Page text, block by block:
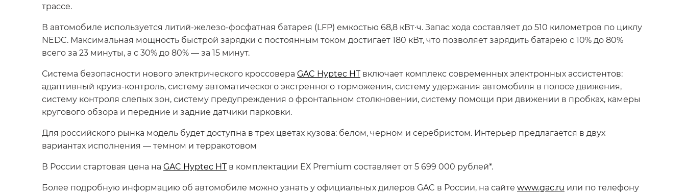
трассе.
В автомобиле используется литий-железо-фосфатная батарея (LFP) емкостью 68,8 кВт·ч. Запас хода составляет до 510 километров по циклу
NEDC. Максимальная мощность быстрой зарядки с постоянным током достигает 180 кВт, что позволяет зарядить батарею с 10% до 80%
всего за 23 минуты, а с 30% до 80% — за 15 минут.
Система безопасности нового электрического кроссовера GAC Hyptec HTвключает комплекс современных электронных ассистентов:
адаптивный круиз-контроль, систему автоматического экстренного торможения, систему удержания автомобиля в полосе движения,
систему контроля слепых зон, систему предупреждения о фронтальном столкновении, систему помощи при движении в пробках, камеры
кругового обзора и передние и задние датчики парковки.
Для российского рынка модель будет доступна в трех цветах кузова: белом, черном и серебристом. Интерьер предлагается в двух
вариантах исполнения — темном и терракотовом
В России стартовая цена на GAC Hyptec HTв комплектации ЕХ Premium составляет от 5 699 000 рублей*.
Более подробную информацию об автомобиле можно узнать у официальных дилеров GAC в России, на сайте www.gac.ru или по телефону